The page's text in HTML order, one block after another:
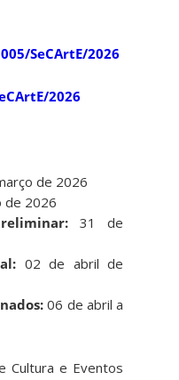
SeCArtE/2026
2026
de 2026
de 2026
31 de
02 de abril de
06 de abril a
Cultura e Eventos